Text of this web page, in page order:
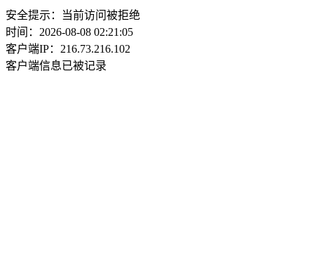
安全提示：当前访问被拒绝
时间：2026-08-08 02:21:05
客户端IP：216.73.216.102
客户端信息已被记录